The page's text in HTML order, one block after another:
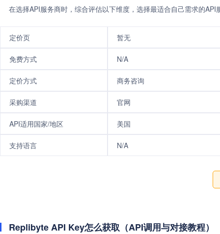
在选择API服务商时，综合评估以下维度，选择最适合自己需求的
定价页 暂无
免费方式 N/A
定价方式 商务咨询
采购渠道 官网
API适用国家/地区 美国
支持语言 N/A
Replibyte API Key怎么获取（API调用与对接教程）